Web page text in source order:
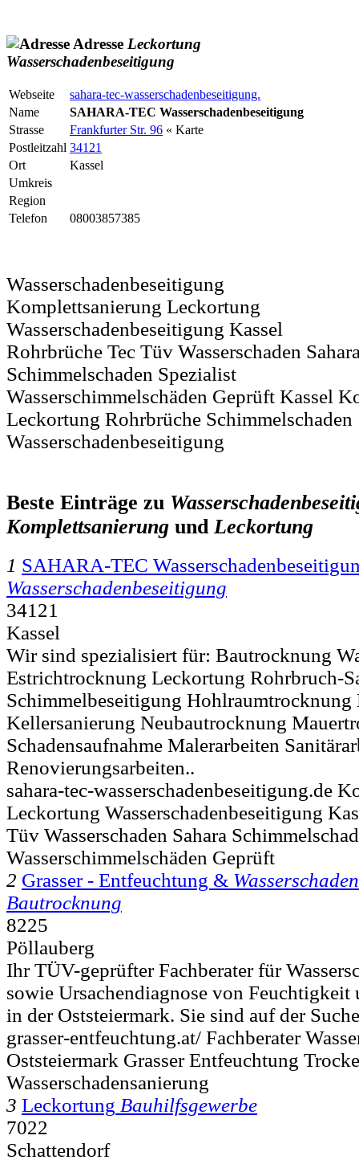
Adresse Leckortung
Wasserschadenbeseitigung
Webseite
sahara-tec-wasserschadenbeseitigung.
Name
SAHARA-TEC Wasserschadenbeseitigung
Strasse
Frankfurter Str. 96 « Karte
Postleitzahl 34121
Ort
Kassel
Umkreis
Region
Telefon
08003857385
Wasserschadenbeseitigung
Komplettsanierung Leckortung
Wasserschadenbeseitigung Kassel
Rohrbrüche Tec Tüv Wasserschaden
Schimmelschaden Spezialist
Wasserschimmelschäden Geprüft Kassel
Leckortung Rohrbrüche Schimmelschaden
Wasserschadenbeseitigung
Beste Einträge zu
Komplettsanierung undLeckortung
1 SAHARA-TEC
Wasserschadenbeseitigung
34121
Kassel
Wir sind spezialisiert für: Bautrocknung
Estrichtrocknung Leckortung Rohrbruch-
Schimmelbeseitigung Hohlraumtrocknung
Kellersanierung Neubautrocknung
Schadensaufnahme Malerarbeiten
Renovierungsarbeiten..
sahara-tec-wasserschadenbeseitigung.de
Leckortung Wasserschadenbeseitigung
Tüv Wasserschaden Sahara
Wasserschimmelschäden Geprüft
2 Grasser - Entfeuchtung &
Bautrocknung
8225
Pöllauberg
Ihr TÜV-geprüfter Fachberater für
sowie Ursachendiagnose von Feuchtigkeit
in der Oststeiermark. Sie sind auf der
grasser-entfeuchtung.at/ Fachberater
Oststeiermark Grasser Entfeuchtung
Wasserschadensanierung
3 Leckortung Bauhilfsgewerbe
7022
Schattendorf